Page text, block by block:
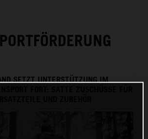
SETZT UNTERSTÜTZUNG IM
FORT: SATTE ZUSCHÜSSE FÜR
UND ZUBEHÖR